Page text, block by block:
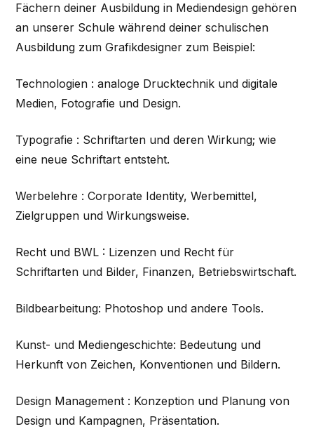
Fächern deiner Ausbildung in Mediendesign gehören
an unserer Schule während deiner schulischen
Ausbildung zum Grafikdesigner zum Beispiel:
Technologien : analoge Drucktechnik und digitale
Medien, Fotografie und Design.
Typografie : Schriftarten und deren Wirkung; wie
eine neue Schriftart entsteht.
Werbelehre : Corporate Identity, Werbemittel,
Zielgruppen und Wirkungsweise.
Recht und BWL : Lizenzen und Recht für
Schriftarten und Bilder, Finanzen, Betriebswirtschaft.
Bildbearbeitung: Photoshop und andere Tools.
Kunst- und Mediengeschichte: Bedeutung und
Herkunft von Zeichen, Konventionen und Bildern.
Design Management : Konzeption und Planung von
Design und Kampagnen, Präsentation.